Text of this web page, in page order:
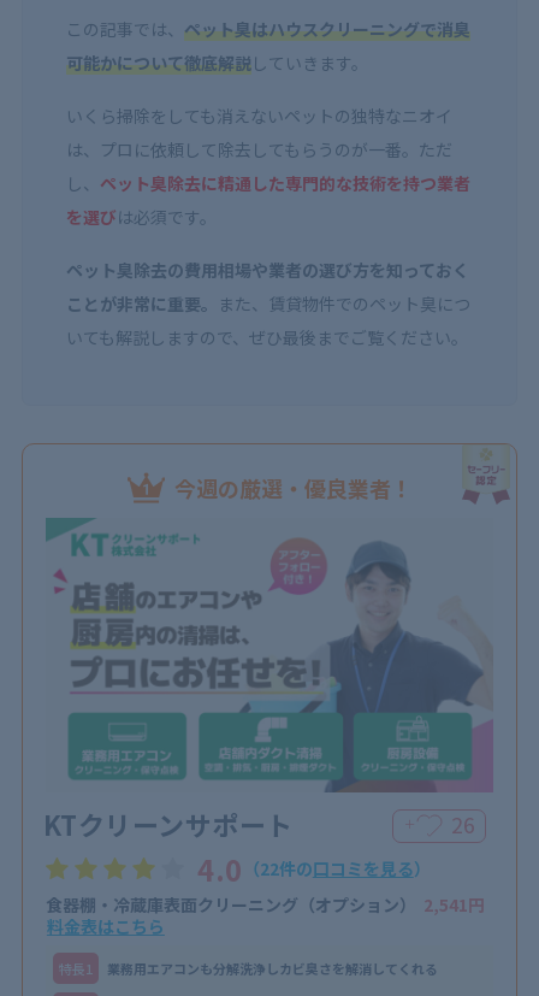
この記事では、 ペット臭はハウスクリーニングで消臭
可能かについて徹底解説していきます。
いくら掃除をしても消えないペットの独特なニオイ
は、プロに依頼して除去してもらうのが一番。ただ
し、 ペット臭除去に精通した専門的な技術を持つ業者
を選びは必須です。
ペット臭除去の費用相場や業者の選び方を知っておく
ことが非常に重要。 また、賃貸物件でのペット臭につ
いても解説しますので、ぜひ最後までご覧ください。
今週の厳選・優良業者！
KTクリーンサポート ＋ 26
4.0 （22件の口コミを見る）
食器棚・冷蔵庫表面クリーニング（オプション）
2,541円
料金表はこちら
特⻑1 業務用エアコンも分解洗浄しカビ臭さを解消してくれる